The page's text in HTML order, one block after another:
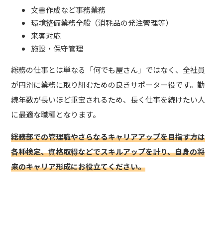
文書作成など事務業務
環境整備業務全般（消耗品の発注管理等）
来客対応
施設・保守管理
総務の仕事とは単なる「何でも屋さん」ではなく、全社員
が円滑に業務に取り組むための良きサポーター役です。勤
続年数が長いほど重宝されるため、長く仕事を続けたい人
に最適な職種となります。
総務部での管理職やさらなるキャリアアップを目指す方は
各種検定、資格取得などでスキルアップを計り、自身の将
来のキャリア形成にお役立てください。